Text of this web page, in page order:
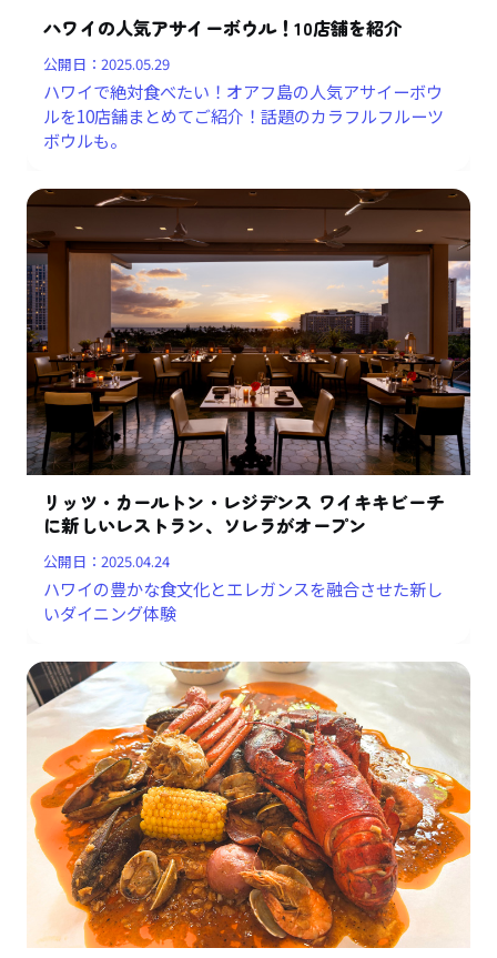
ハワイの人気アサイーボウル！10店舗を紹介
公開日：2025.05.29
ハワイで絶対食べたい！オアフ島の人気アサイーボウ
ルを10店舗まとめてご紹介！話題のカラフルフルーツ
ボウルも。
リッツ・カールトン・レジデンス ワイキキビーチ
に新しいレストラン、ソレラがオープン
公開日：2025.04.24
ハワイの豊かな食文化とエレガンスを融合させた新し
いダイニング体験